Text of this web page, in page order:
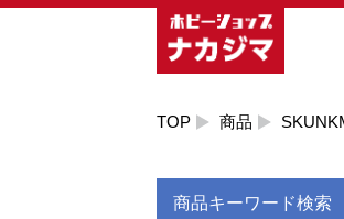
TOP 商品
商品キーワード検索